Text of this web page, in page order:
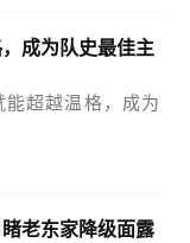
成为队史最佳主
超越温格，成为
老东家降级面露